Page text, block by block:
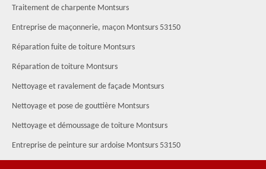
Traitement de charpente Montsurs
Entreprise de maçonnerie, maçon Montsurs 53150
Réparation fuite de toiture Montsurs
Réparation de toiture Montsurs
Nettoyage et ravalement de façade Montsurs
Nettoyage et pose de gouttière Montsurs
Nettoyage et démoussage de toiture Montsurs
Entreprise de peinture sur ardoise Montsurs 53150